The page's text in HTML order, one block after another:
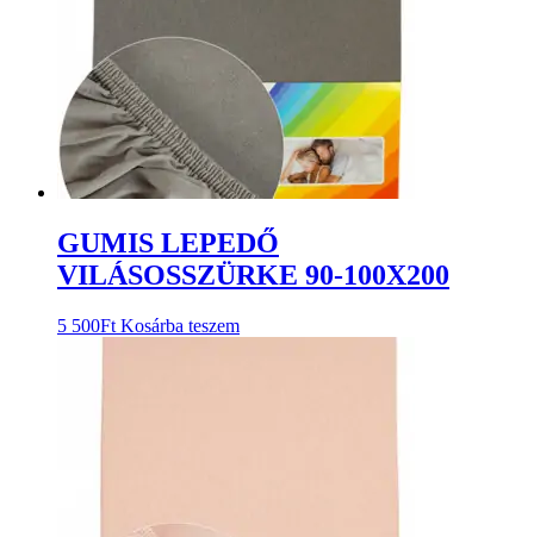
GUMIS LEPEDŐ
VILÁSOSSZÜRKE 90-100X200
5 500Ft Kosárba teszem